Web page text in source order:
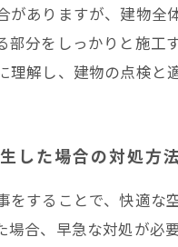
がありますが、建物全
部分をしっかりと施
理解し、建物の点検と
した場合の対処方
をすることで、快適な
場合、早急な対処が必